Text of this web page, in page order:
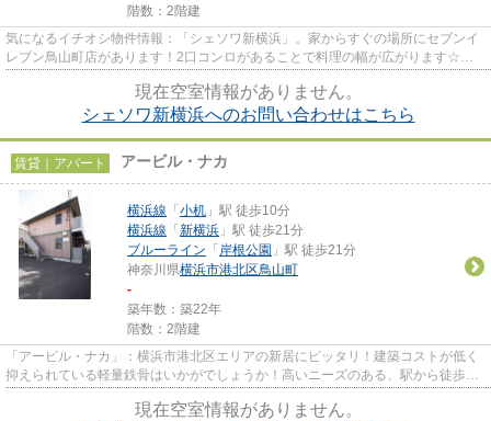
階数：2階建
気になるイチオシ物件情報：「シェソワ新横浜」。家からすぐの場所にセブンイ
レブン鳥山町店があります！2口コンロがあることで料理の幅が広がります☆家
現在空室情報がありません。
シェソワ新横浜へのお問い合わせはこちら
賃貸｜アパート アービル・ナカ
横浜線 「 小机 」駅 徒歩10分
横浜線 「 新横浜 」駅 徒歩21分
ブルーライン 「 岸根公園 」駅 徒歩21分
神奈川県横浜市港北区鳥山町
-
築年数：築22年
階数：2階建
「アービル・ナカ」：横浜市港北区エリアの新居にピッタリ！建築コストが低く
抑えられている軽量鉄骨はいかがでしょうか！高いニーズのある、駅から徒歩10
現在空室情報がありません。